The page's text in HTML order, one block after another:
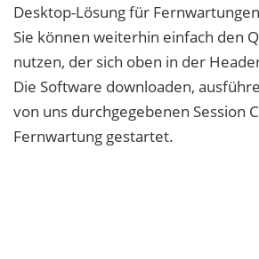
Desktop-Lösung für
Sie können weiterhin einfach den
nutzen, der sich oben in der
Die Software downloaden,
von uns durchgegebenen Session
Fernwartung gestartet.